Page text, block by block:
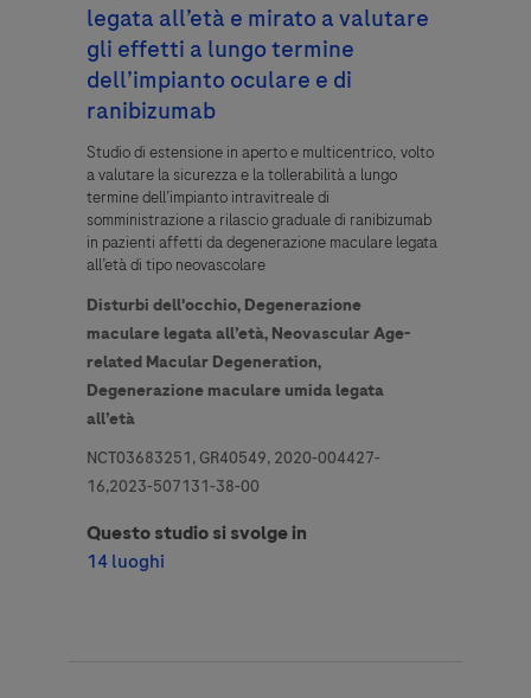
legata all’età e mirato a valutare
gli effetti a lungo termine
dell’impianto oculare e di
ranibizumab
Studio di estensione in aperto e multicentrico, volto
a valutare la sicurezza e la tollerabilità a lungo
termine dell’impianto intravitreale di
somministrazione a rilascio graduale di ranibizumab
in pazienti affetti da degenerazione maculare legata
all’età di tipo neovascolare
Disturbi dell'occhio, Degenerazione
maculare legata all’età, Neovascular Age-
related Macular Degeneration,
Degenerazione maculare umida legata
all’età
NCT03683251, GR40549, 2020-004427-
16,2023-507131-38-00
Questo studio si svolge in
14 luoghi
nell'informativa per le finalità e con le modalità indicate e al trasferimento
all’estero, anche in paesi non appartenenti all'Unione Europea.
Accetto
Accetta e invia